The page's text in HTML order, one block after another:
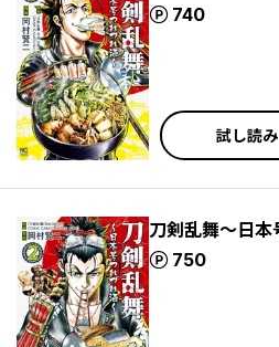
740
ポイント
試し読み
刀剣乱舞～日
750
ポイント